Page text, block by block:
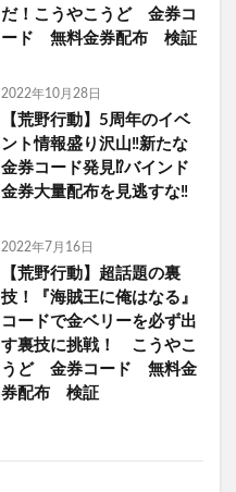
だ！こうやこうど 金券コ
ード 無料金券配布 検証
2022年10月28日
【荒野行動】5周年のイベ
ント情報盛り沢山‼️新たな
金券コード発見⁉️バインド
金券大量配布を見逃すな‼️
2022年7月16日
【荒野行動】超話題の裏
技！『海賊王に俺はなる』
コードで金ベリーを必ず出
す裏技に挑戦！ こうやこ
うど 金券コード 無料金
券配布 検証